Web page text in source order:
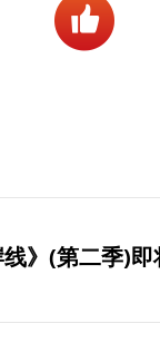
》(第二季)即